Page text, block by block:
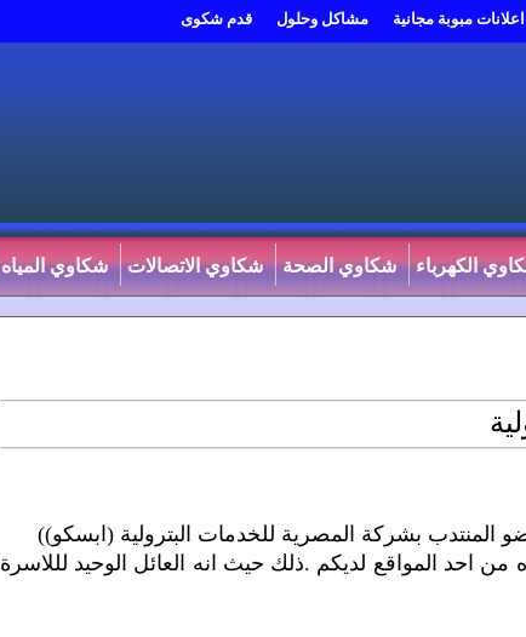
اعلانات مبوبة مجانية مشاكل وحلول قدم شكوى
الكهرباء شكاوي الصحة شكاوي الاتصالات شكاوي المياه
المنتدب بشركة المصرية للخدمات البترولية (ابسكو))
احد المواقع لديكم .ذلك حيث انه العائل الوحيد لللاسرة